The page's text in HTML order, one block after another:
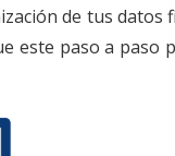
de tus datos
este paso a paso